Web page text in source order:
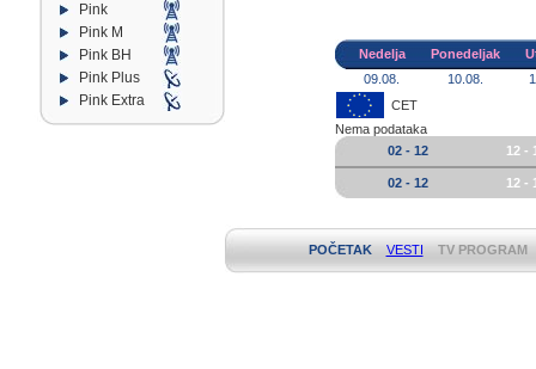
Pink
Pink M
Pink BH
Pink Plus
Pink Extra
Nedelja Ponedeljak
09.08.
10.08.
CET
Nema podataka
02 - 12
12 -
02 - 12 12 -
POČETAK VESTI TV PROGRAM